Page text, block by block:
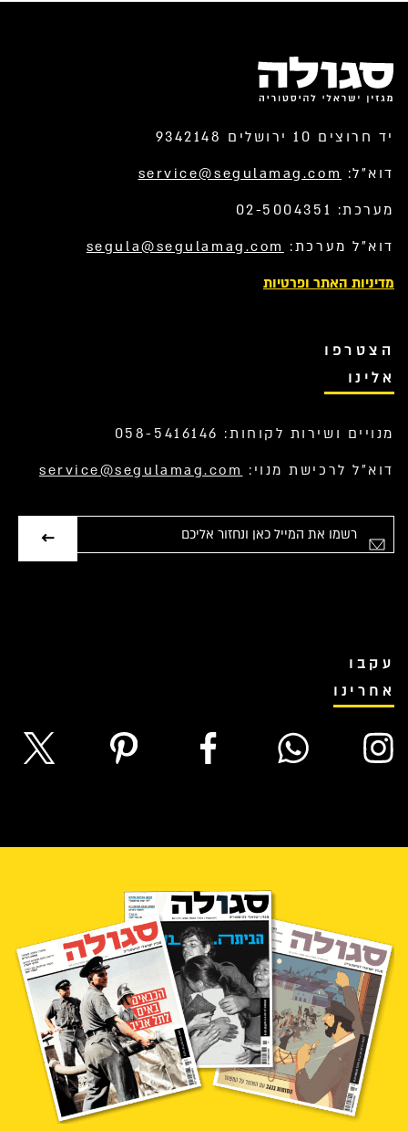
יד חרוצים 10 ירושלים 9342148
דוא”ל: service@segulamag.com
מערכת: 02-5004351
דוא”ל מערכת: segula@segulamag.com
מדיניות האתר ופרטיות
הצטרפו
אלינו
מנויים ושירות לקוחות: 058-5416146
דוא”ל לרכישת מנוי: service@segulamag.com
עקבו
אחרינו